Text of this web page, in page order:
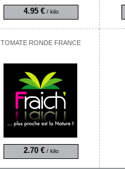
4.95 €/ kilo
TOMATE RONDE FRANCE
2.70 €/ kilo